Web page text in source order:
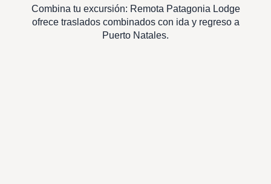
Combina tu excursión: Remota Patagonia Lodge
ofrece traslados combinados con ida y regreso a
Puerto Natales.